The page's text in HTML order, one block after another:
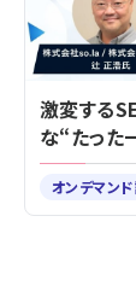
激変する
な“たった
オンデマン